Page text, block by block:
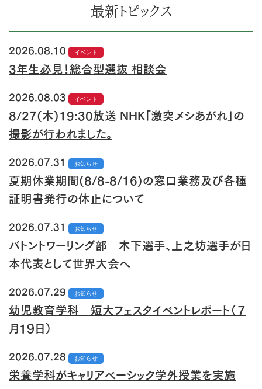
最新トピックス
2026.08.10 イベント
3年生必見！総合型選抜 相談会
2026.08.03 イベント
8/27(木)19:30放送 NHK「激突メシあがれ」の
撮影が行われました。
2026.07.31 お知らせ
夏期休業期間(8/8-8/16)の窓口業務及び各種
証明書発行の休止について
2026.07.31 お知らせ
バトントワーリング部 木下選手、上之坊選手が日
本代表として世界大会へ
2026.07.29 お知らせ
幼児教育学科 短大フェスタイベントレポート（７
月１９日）
2026.07.28 お知らせ
栄養学科がキャリアベーシック学外授業を実施